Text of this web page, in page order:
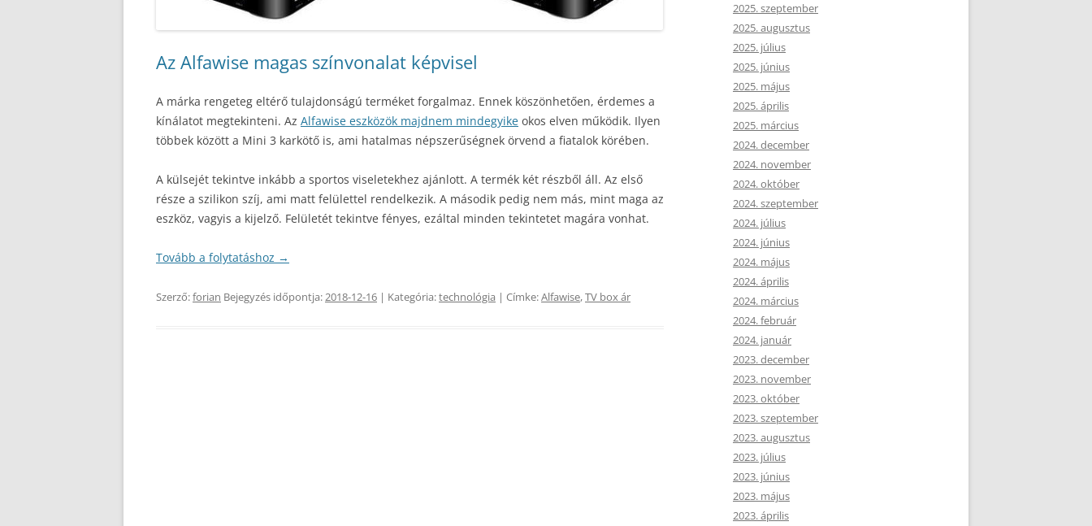
Az Alfawise magas színvonalat képvisel
A márka rengeteg eltérő tulajdonságú terméket forgalmaz. Ennek köszönhetően, érdemes a
kínálatot megtekinteni. Az Alfawise eszközök majdnem mindegyike okos elven működik. Ilyen
többek között a Mini 3 karkötő is, ami hatalmas népszerűségnek örvend a fiatalok körében.
A külsejét tekintve inkább a sportos viseletekhez ajánlott. A termék két részből áll. Az első
része a szilikon szíj, ami matt felülettel rendelkezik. A második pedig nem más, mint maga az
eszköz, vagyis a kijelző. Felületét tekintve fényes, ezáltal minden tekintetet magára vonhat.
Tovább a folytatáshoz →
Szerző:forian Bejegyzés időpontja:2018-12-16 | Kategória:technológia | Címke:Alfawise,TV box ár
2025. szeptember
2025. augusztus
2025. július
2025. június
2025. május
2025. április
2025. március
2024. december
2024. november
2024. október
2024. szeptember
2024. július
2024. június
2024. május
2024. április
2024. március
2024. február
2024. január
2023. december
2023. november
2023. október
2023. szeptember
2023. augusztus
2023. július
2023. június
2023. május
2023. április